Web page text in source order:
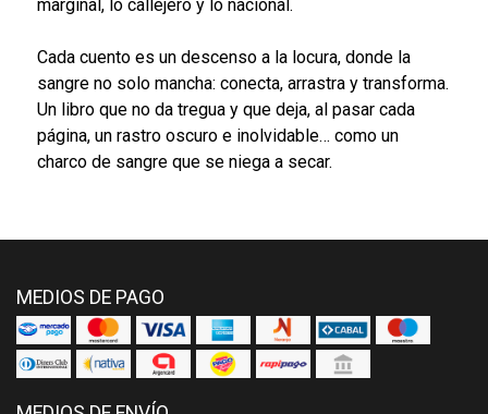
marginal, lo callejero y lo nacional.
Cada cuento es un descenso a la locura, donde la
sangre no solo mancha: conecta, arrastra y transforma.
Un libro que no da tregua y que deja, al pasar cada
página, un rastro oscuro e inolvidable… como un
charco de sangre que se niega a secar.
MEDIOS DE PAGO